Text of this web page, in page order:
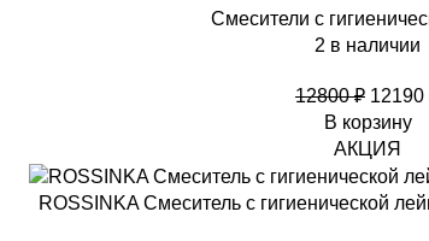
Смесители с
2 в наличии
12800₽ 12190
В корзину
АКЦИЯ
ROSSINKA Смеситель с гигиенической